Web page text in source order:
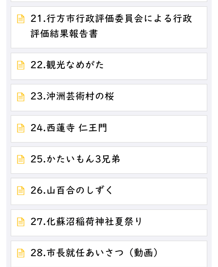
21.行方市行政評価委員会による行政
評価結果報告書
22.観光なめがた
23.沖洲芸術村の桜
24.西蓮寺 仁王門
25.かたいもん3兄弟
26.山百合のしずく
27.化蘇沼稲荷神社夏祭り
28.市長就任あいさつ（動画）